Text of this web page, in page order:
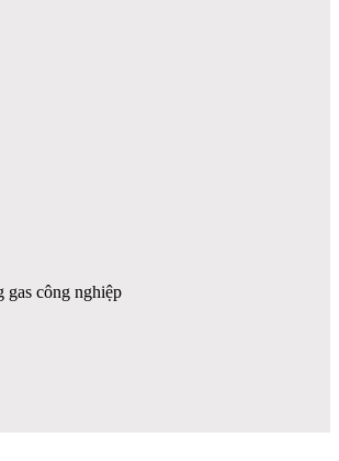
gas công nghiệp